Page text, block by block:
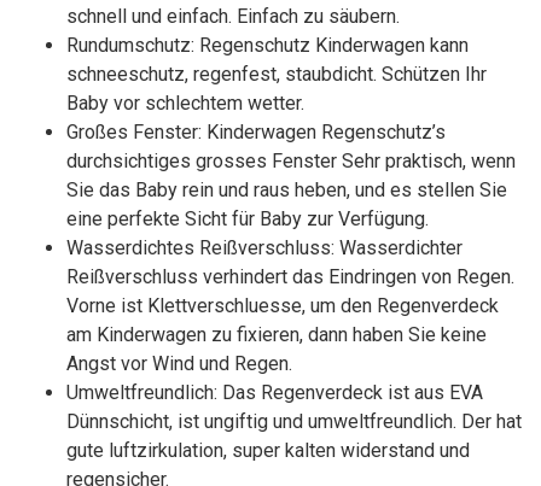
schnell und einfach. Einfach zu säubern.
Rundumschutz: Regenschutz Kinderwagen kann
schneeschutz, regenfest, staubdicht. Schützen Ihr
Baby vor schlechtem wetter.
Großes Fenster: Kinderwagen Regenschutz’s
durchsichtiges grosses Fenster Sehr praktisch, wenn
Sie das Baby rein und raus heben, und es stellen Sie
eine perfekte Sicht für Baby zur Verfügung.
Wasserdichtes Reißverschluss: Wasserdichter
Reißverschluss verhindert das Eindringen von Regen.
Vorne ist Klettverschluesse, um den Regenverdeck
am Kinderwagen zu fixieren, dann haben Sie keine
Angst vor Wind und Regen.
Umweltfreundlich: Das Regenverdeck ist aus EVA
Dünnschicht, ist ungiftig und umweltfreundlich. Der hat
gute luftzirkulation, super kalten widerstand und
regensicher.